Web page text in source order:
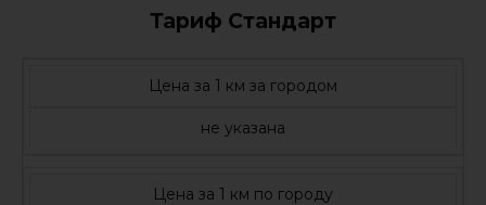
Тариф Стандарт
Цена за 1 км за городом
не указана
Цена за 1 км по городу